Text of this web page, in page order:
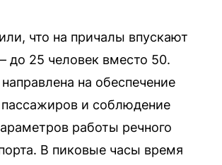
что на причалы впускают
до 25 человек вместо 50.
на обеспечение
пассажиров и соблюдение
работы речного
В пиковые часы время